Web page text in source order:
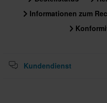
Informationen zum
Kundendienst